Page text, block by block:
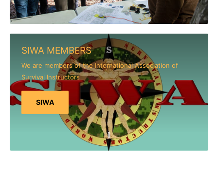
SIWA MEMBERS
We are members of the International Association of
Survival Instructors
SIWA